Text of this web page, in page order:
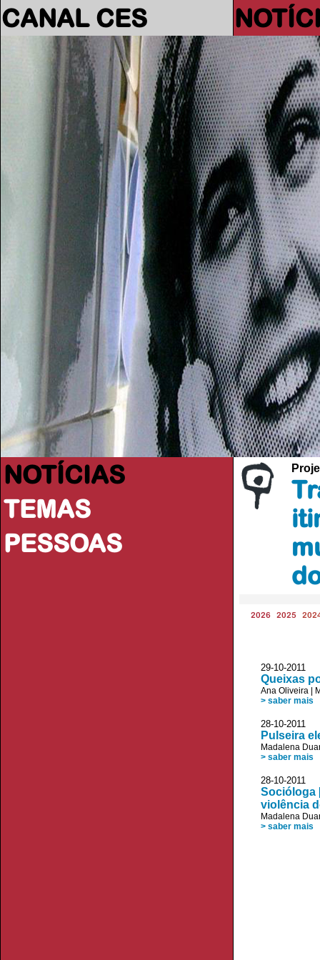
CANAL CES
NOTÍCIAS
TEMAS
PESSOAS
2026 2025
29-10-2011
Queixas
Ana Oliveira
> saber mais
28-10-
Pulseira
Madalena
> saber mais
28-10-2011
Socióloga
violência
Madalena
> saber mais